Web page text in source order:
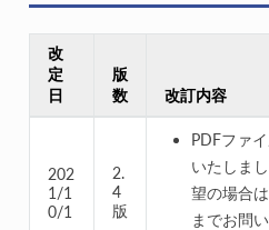
改
定
日
版
数
改訂内容
202
1/1
0/1
2.
4
版
PDFファ
いたしま
望の場合
までお問